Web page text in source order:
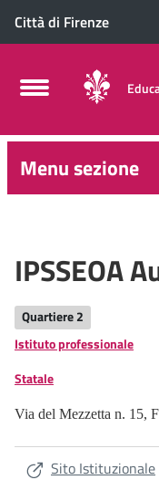
Città di Firenze
6-Menu sezione
IPSSEOA
Quartiere 2
Istituto professionale
Statale
Via del Mezzetta n. 15,
Sito Istituzionale